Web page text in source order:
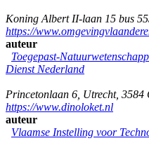
Koning Albert II-laan 15 bus
https://
auteur
Toegepast-
Dienst Nederland
Princetonlaan 6 Utrecht, 3584
https://www.dinoloket.nl
auteur
Vlaamse Instelling voor